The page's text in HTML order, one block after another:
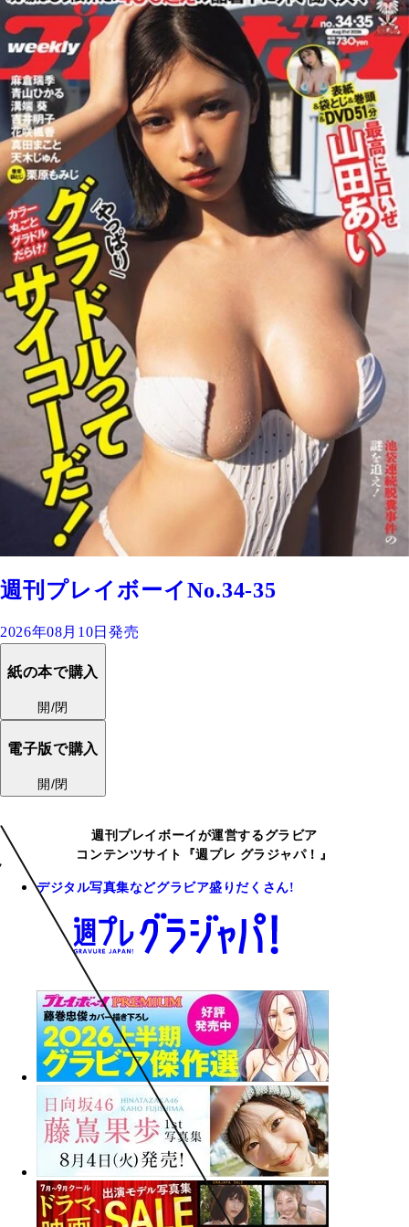
週刊プレイボーイNo.34-35
2026年08月10日発売
紙の本で購入
開/閉
電子版で購入
開/閉
週刊プレイボーイが運営するグラビア
コンテンツサイト『週プレ グラジャパ！』
デジタル写真集などグラビア盛りだくさん!